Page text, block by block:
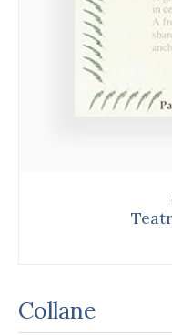
Collane